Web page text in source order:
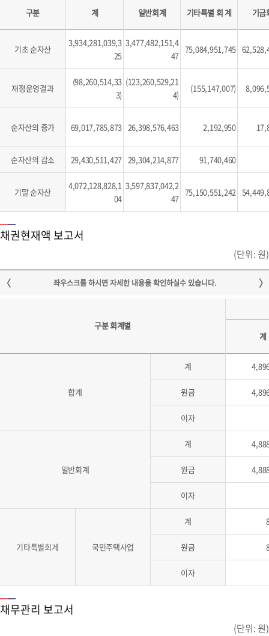
구분 계 일반회계 기타특별 회 계 기금
기초 순자산
3,934,281,039,3
25
3,477,482,151,4
47
75,084,951,745
재정운영결과
(98,260,514,33
3)
(123,260,529,21
4)
(155,147,007)
순자산의 증가 69,017,785,873 26,398,576,463 2,192,950
순자산의 감소 29,430,511,427 29,304,214,877 91,740,460
기말 순자산
4,072,128,828,1
04
3,597,837,042,2
47
75,150,551,242
채권현재액 보고서
(단위: 원)
구분 회계별
계
합계
계
원금
이자
일반회계
계
원금
이자
기타특별회계 국민주택사업
계
원금
이자
채무관리 보고서
(단위: 원)